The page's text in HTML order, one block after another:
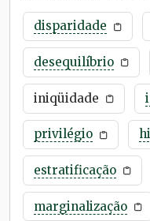
disparidade
desequilíbrio
iniqüidade
privilégio
estratificação
marginalização